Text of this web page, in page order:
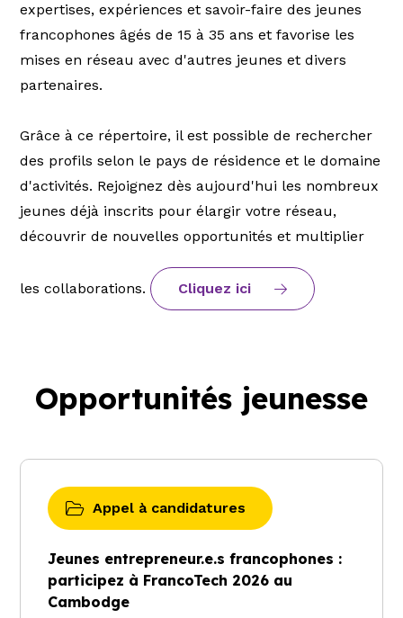
expertises, expériences et savoir-faire des jeunes
francophones âgés de 15 à 35 ans et favorise les
mises en réseau avec d'autres jeunes et divers
partenaires.
Grâce à ce répertoire, il est possible de rechercher
des profils selon le pays de résidence et le domaine
d'activités. Rejoignez dès aujourd'hui les nombreux
jeunes déjà inscrits pour élargir votre réseau,
découvrir de nouvelles opportunités et multiplier
les collaborations. Cliquez ici
Opportunités jeunesse
Appel à candidatures
Jeunes entrepreneur.e.s francophones :
participez à FrancoTech 2026 au
Cambodge